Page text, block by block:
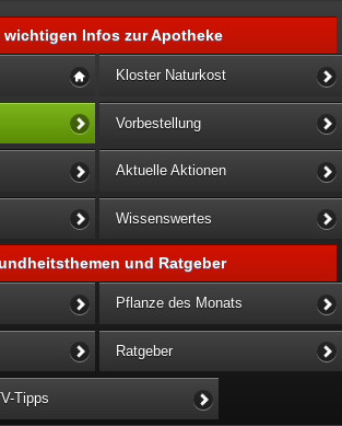
wichtigen Infos zur Apotheke
Kloster Naturkost
Vorbestellung
Aktuelle Aktionen
Wissenswertes
und Ratgeber
Pflanze des Monats
Ratgeber
Tipps